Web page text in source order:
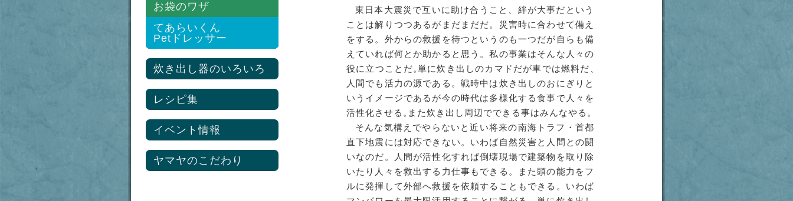
東日本大震災で互いに助け合うこと、絆が大事だという
ことは解りつつあるがまだまだだ。災害時に合わせて備え
をする。外からの救援を待つというのも一つだが自らも備
えていれば何とか助かると思う。私の事業はそんな人々の
役に立つことだ。単に炊き出しのカマドだが車では燃料だ
人間でも活力の源である。戦時中は炊き出しのおにぎりと
いうイメージであるが今の時代は多様化する食事で人々を
活性化させる 。 また炊き出し周辺でできる事はみんなやる 。
そんな気構えでやらないと近い将来の南海トラフ・首都
直下地震には対応できない。いわば自然災害と人間との闘
いなのだ。人間が活性化すれば倒壊現場で建築物を取り除
いたり人々を救出する力仕事もできる。また頭の能力をフ
ルに発揮して外部へ救援を依頼することもできる。いわば
プロ調理用具セット
熱交換器
50型鍋
プロ調理用具セット
熱交換器
85型平鍋
ステンレス蓋
85ℓ大ざる/二段式ボイル
長把手ステンレスざる
プロ調理用具セット
熱交換器
灯油バーナーセット
避難所設備システム
水道ポンプ
シャワールーム
ヘッダー・ペアパイプ
足元暖房システム
石油給湯ボイラー
お袋のワザ
てあらいくん
Petドレッサー
炊き出し器のいろいろ
レシピ集
イベント情報
ヤマヤのこだわり